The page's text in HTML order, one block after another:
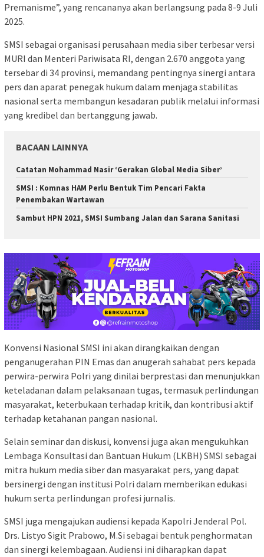
Premanisme”, yang rencananya akan berlangsung pada 8-9 Juli
2025.
SMSI sebagai organisasi perusahaan media siber terbesar versi
MURI dan Menteri Pariwisata RI, dengan 2.670 anggota yang
tersebar di 34 provinsi, memandang pentingnya sinergi antara
pers dan aparat penegak hukum dalam menjaga stabilitas
nasional serta membangun kesadaran publik melalui informasi
yang kredibel dan bertanggung jawab.
BACAAN LAINNYA
Catatan Mohammad Nasir ‘Gerakan Global Media Siber’
SMSI : Komnas HAM Perlu Bentuk Tim Pencari Fakta
Penembakan Wartawan
Sambut HPN 2021, SMSI Sumbang Jalan dan Sarana Sanitasi
Konvensi Nasional SMSI ini akan dirangkaikan dengan
penganugerahan PIN Emas dan anugerah sahabat pers kepada
perwira-perwira Polri yang dinilai berprestasi dan menunjukkan
keteladanan dalam pelaksanaan tugas, termasuk perlindungan
masyarakat, keterbukaan terhadap kritik, dan kontribusi aktif
terhadap ketahanan pangan nasional.
Selain seminar dan diskusi, konvensi juga akan mengukuhkan
Lembaga Konsultasi dan Bantuan Hukum (LKBH) SMSI sebagai
mitra hukum media siber dan masyarakat pers, yang dapat
bersinergi dengan institusi Polri dalam memberikan edukasi
hukum serta perlindungan profesi jurnalis.
SMSI juga mengajukan audiensi kepada Kapolri Jenderal Pol.
Drs. Listyo Sigit Prabowo, M.Si sebagai bentuk penghormatan
dan sinergi kelembagaan. Audiensi ini diharapkan dapat